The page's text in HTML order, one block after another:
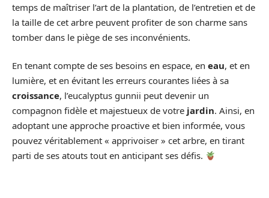
temps de maîtriser l’art de la plantation, de l’entretien et de
la taille de cet arbre peuvent profiter de son charme sans
tomber dans le piège de ses inconvénients.
En tenant compte de ses besoins en espace, en eau, et en
lumière, et en évitant les erreurs courantes liées à sa
croissance, l’eucalyptus gunnii peut devenir un
compagnon fidèle et majestueux de votre jardin. Ainsi, en
adoptant une approche proactive et bien informée, vous
pouvez véritablement « apprivoiser » cet arbre, en tirant
parti de ses atouts tout en anticipant ses défis.